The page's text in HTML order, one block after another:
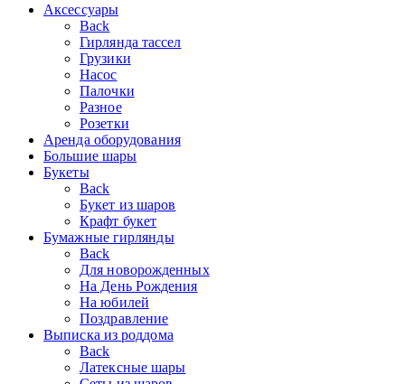
Аксессуары
Back
Гирлянда тассел
Грузики
Насос
Палочки
Разное
Розетки
Аренда оборудования
Большие шары
Букеты
Back
Букет из шаров
Крафт букет
Бумажные гирлянды
Back
Для новорожденных
На День Рождения
На юбилей
Поздравление
Выписка из роддома
Back
Латексные шары